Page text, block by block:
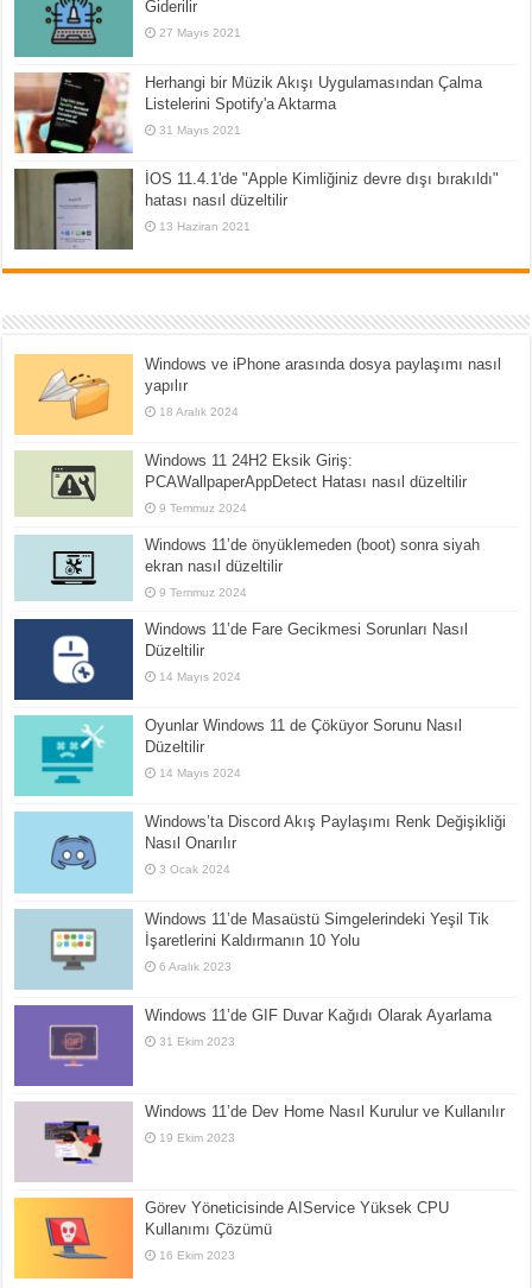
Giderilir
27 Mayıs 2021
Herhangi bir Müzik Akışı Uygulamasından Çalma
Listelerini Spotify'a Aktarma
31 Mayıs 2021
İOS 11.4.1'de "Apple Kimliğiniz devre dışı bırakıldı"
hatası nasıl düzeltilir
13 Haziran 2021
Windows ve iPhone arasında dosya paylaşımı nasıl
yapılır
18 Aralık 2024
Windows 11 24H2 Eksik Giriş:
PCAWallpaperAppDetect Hatası nasıl düzeltilir
9 Temmuz 2024
Windows 11’de önyüklemeden (boot) sonra siyah
ekran nasıl düzeltilir
9 Temmuz 2024
Windows 11’de Fare Gecikmesi Sorunları Nasıl
Düzeltilir
14 Mayıs 2024
Oyunlar Windows 11 de Çöküyor Sorunu Nasıl
Düzeltilir
14 Mayıs 2024
Windows’ta Discord Akış Paylaşımı Renk Değişikliği
Nasıl Onarılır
3 Ocak 2024
Windows 11’de Masaüstü Simgelerindeki Yeşil Tik
İşaretlerini Kaldırmanın 10 Yolu
6 Aralık 2023
Windows 11’de GIF Duvar Kağıdı Olarak Ayarlama
31 Ekim 2023
Windows 11’de Dev Home Nasıl Kurulur ve Kullanılır
19 Ekim 2023
Görev Yöneticisinde AIService Yüksek CPU
Kullanımı Çözümü
16 Ekim 2023